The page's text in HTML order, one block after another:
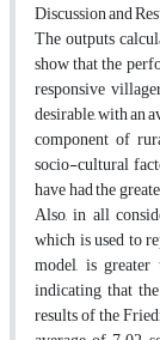
Discussion and
The outputs
show that the
responsive
desirable, with an
component of
socio-cultural
have had the
Also, in all
which is used to
model, is
indicating that
results of the